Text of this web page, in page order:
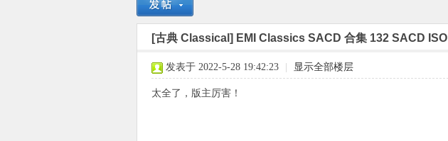
» › › ›
[古典 Classical] EMI Classics SACD 合集 132 SACD ISO
发表于 2022-5-28 19:42:23 显示全部楼层
太全了，版主厉害！